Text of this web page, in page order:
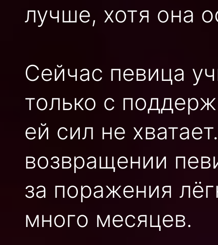
лучше, хотя она
Сейчас певица
только с
ей сил не
возвращении
за поражения
много месяцев.